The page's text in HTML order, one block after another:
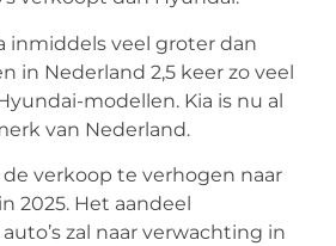
inmiddels veel groter dan
in Nederland 2,5 keer zo veel
modellen. Kia is nu al
van Nederland.
de verkoop te verhogen naar
2025. Het aandeel
zal naar verwachting in